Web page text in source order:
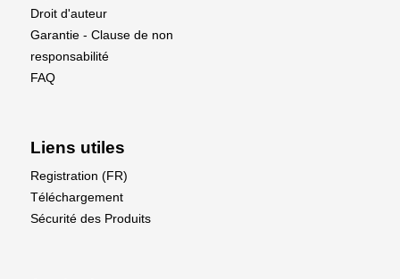
Droit d'auteur
Garantie - Clause de non
responsabilité
FAQ
Liens utiles
Registration (FR)
Téléchargement
Sécurité des Produits